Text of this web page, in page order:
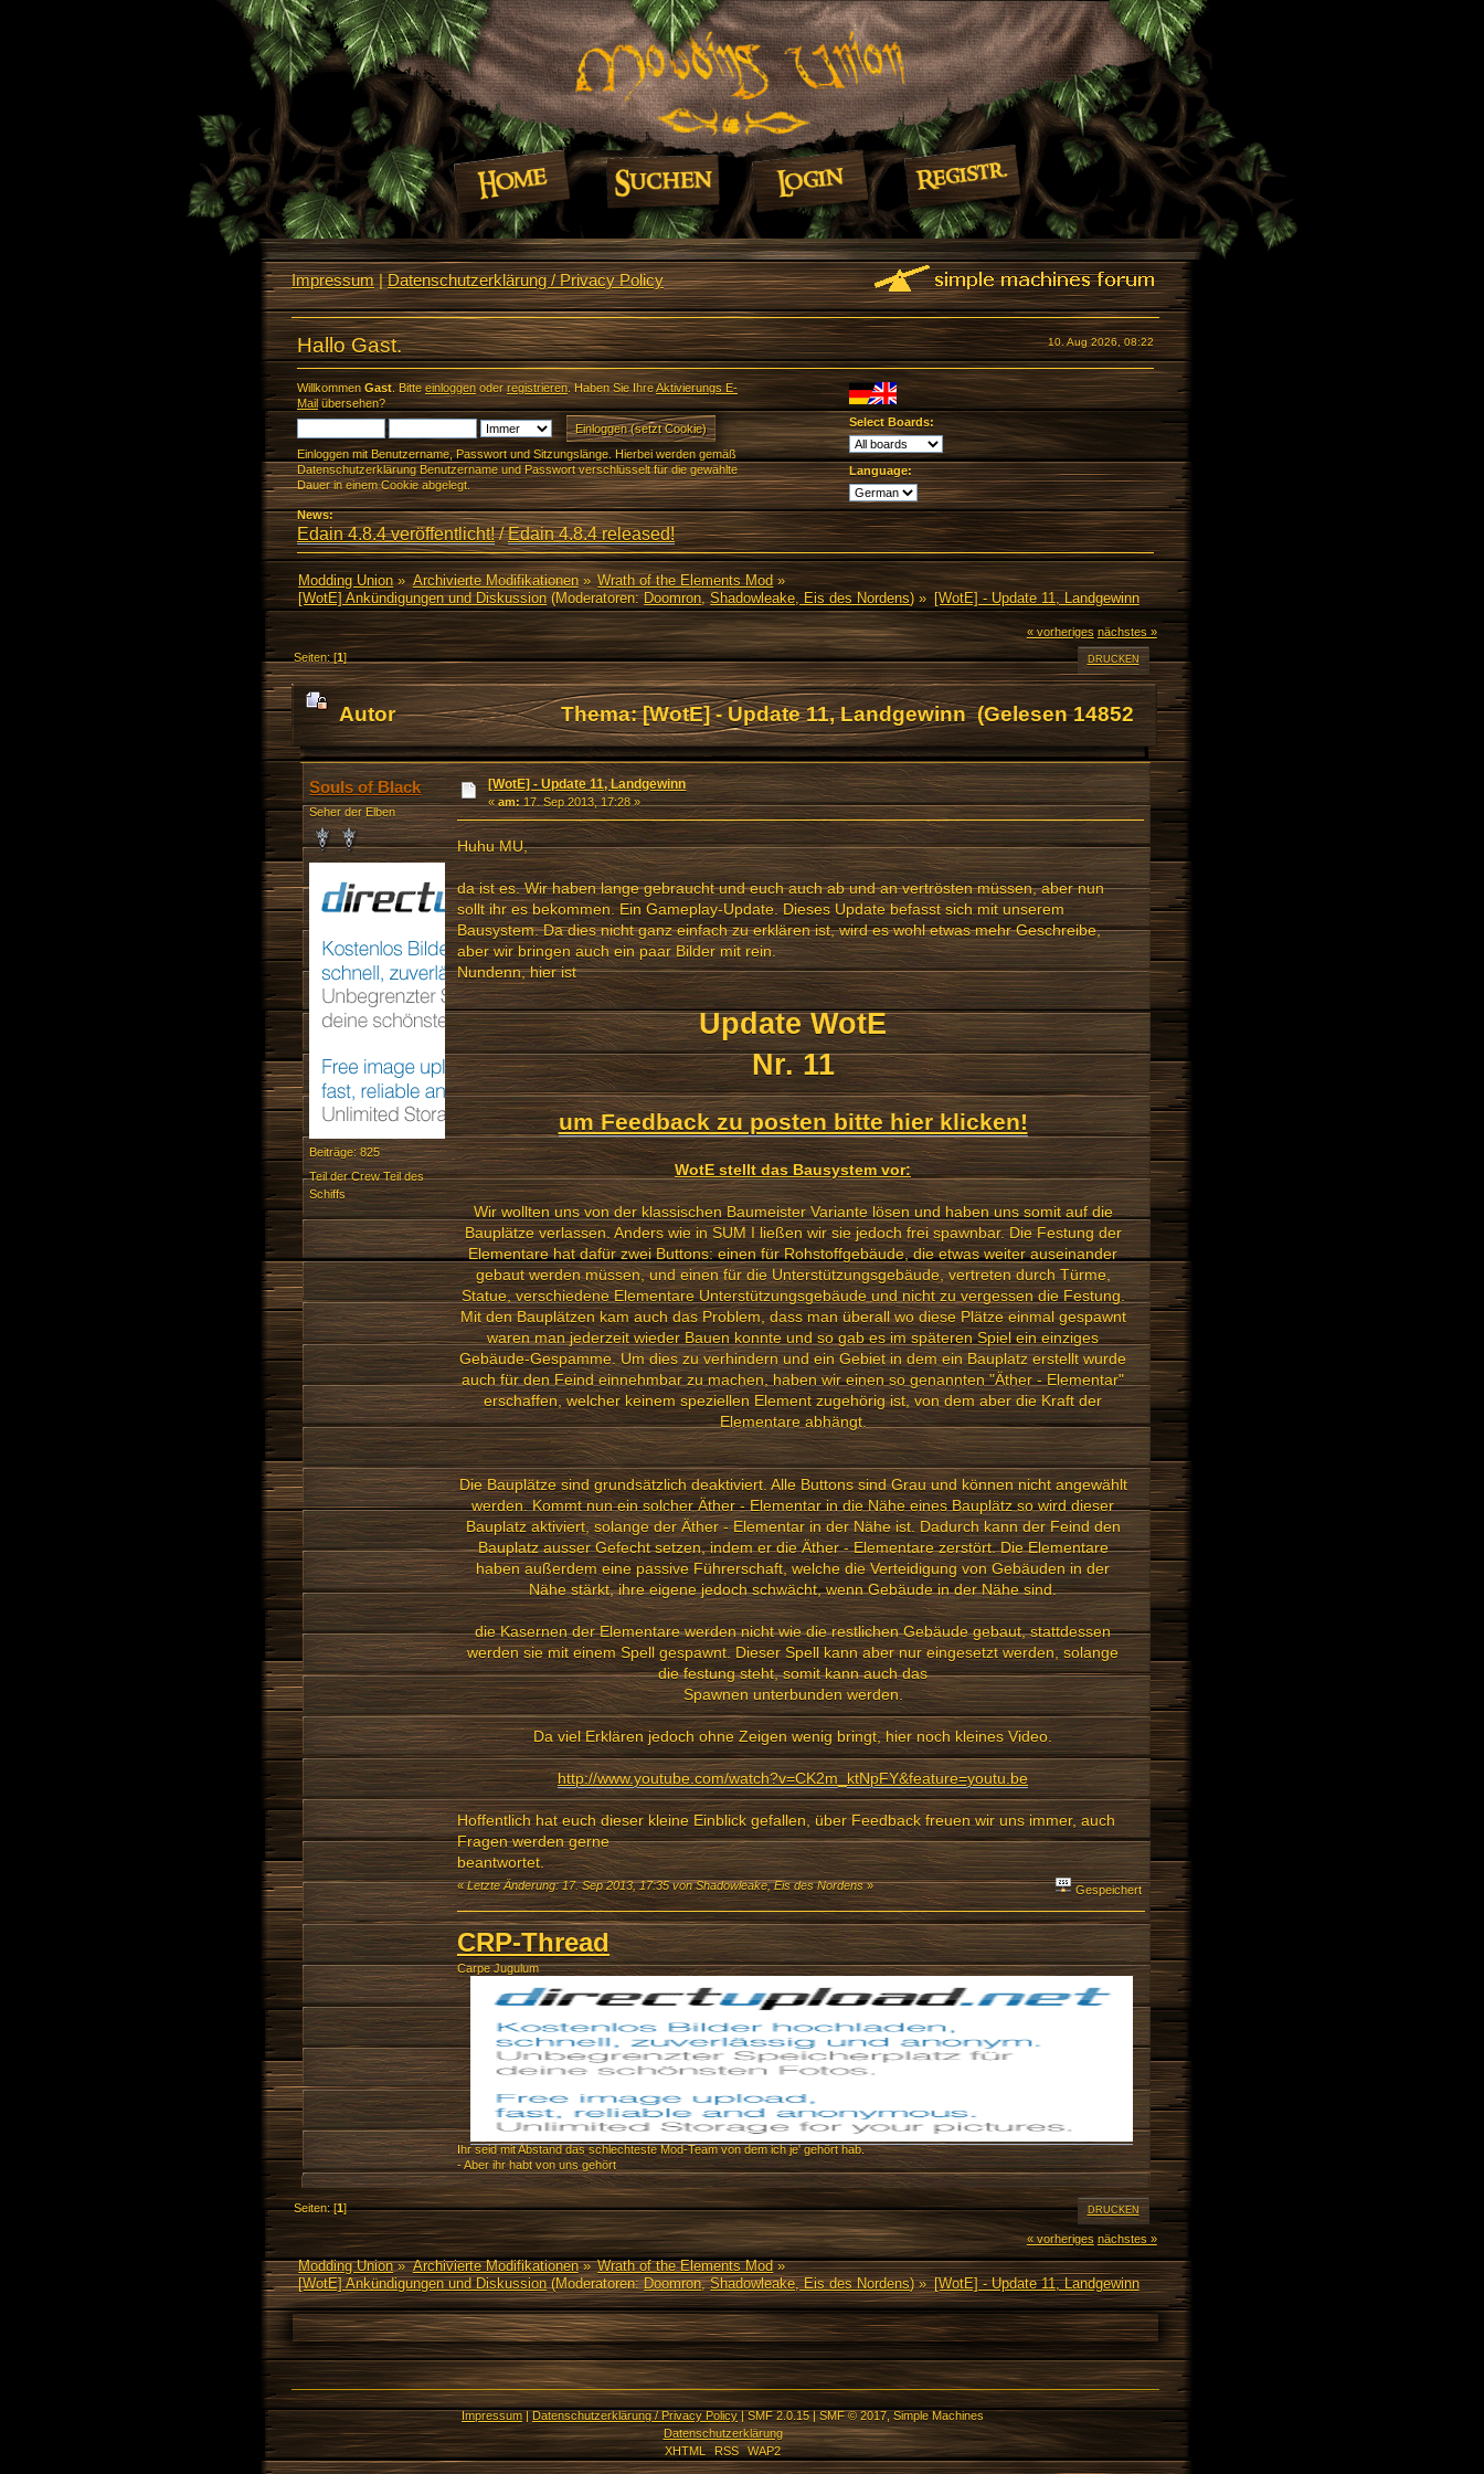
Impressum|Datenschutzerklärung / Privacy Policy
10. Aug 2026, 08:22
Hallo Gast.
Willkommen Gast. Bitte einloggenoderregistrieren. Haben Sie IhreAktivierungs E-
Mailübersehen?
Einloggen mit Benutzername, Passwort und Sitzungslänge. Hierbei werden gemäß
Datenschutzerklärung Benutzername und Passwort verschlüsselt für die gewählte
Dauer in einem Cookie abgelegt.
Select Boards:
Language:
News:
Edain 4.8.4 veröffentlicht!/Edain 4.8.4 released!
Modding Union» Archivierte Modifikationen» Wrath of the Elements Mod»
[WotE] Ankündigungen und Diskussion(Moderatoren:Doomron,Shadowleake, Eis des Nordens) » [WotE] - Update 11, Landgewinn
« vorheriges nächstes »
DRUCKEN
Seiten: [1]
Autor Thema: [WotE] - Update 11, Landgewinn (Gelesen 14852
mal)
Souls of Black
Seher der Elben
Beiträge: 825
Teil der Crew Teil des
Schiffs
[WotE] - Update 11, Landgewinn
«am:17. Sep 2013, 17:28 »
Huhu MU,
da ist es. Wir haben lange gebraucht und euch auch ab und an vertrösten müssen, aber nun
sollt ihr es bekommen. Ein Gameplay-Update. Dieses Update befasst sich mit unserem
Bausystem. Da dies nicht ganz einfach zu erklären ist, wird es wohl etwas mehr Geschreibe,
aber wir bringen auch ein paar Bilder mit rein.
Nundenn, hier ist
Update WotE
Nr. 11
um Feedback zu posten bitte hier klicken!
WotE stellt das Bausystem vor:
Wir wollten uns von der klassischen Baumeister Variante lösen und haben uns somit auf die
Bauplätze verlassen. Anders wie in SUM I ließen wir sie jedoch frei spawnbar. Die Festung der
Elementare hat dafür zwei Buttons: einen für Rohstoffgebäude, die etwas weiter auseinander
gebaut werden müssen, und einen für die Unterstützungsgebäude, vertreten durch Türme,
Statue, verschiedene Elementare Unterstützungsgebäude und nicht zu vergessen die Festung.
Mit den Bauplätzen kam auch das Problem, dass man überall wo diese Plätze einmal gespawnt
waren man jederzeit wieder Bauen konnte und so gab es im späteren Spiel ein einziges
Gebäude-Gespamme. Um dies zu verhindern und ein Gebiet in dem ein Bauplatz erstellt wurde
auch für den Feind einnehmbar zu machen, haben wir einen so genannten "Äther - Elementar"
erschaffen, welcher keinem speziellen Element zugehörig ist, von dem aber die Kraft der
Elementare abhängt.
Die Bauplätze sind grundsätzlich deaktiviert. Alle Buttons sind Grau und können nicht angewählt
werden. Kommt nun ein solcher Äther - Elementar in die Nähe eines Bauplätz so wird dieser
Bauplatz aktiviert, solange der Äther - Elementar in der Nähe ist. Dadurch kann der Feind den
Bauplatz ausser Gefecht setzen, indem er die Äther - Elementare zerstört. Die Elementare
haben außerdem eine passive Führerschaft, welche die Verteidigung von Gebäuden in der
Nähe stärkt, ihre eigene jedoch schwächt, wenn Gebäude in der Nähe sind.
die Kasernen der Elementare werden nicht wie die restlichen Gebäude gebaut, stattdessen
werden sie mit einem Spell gespawnt. Dieser Spell kann aber nur eingesetzt werden, solange
die festung steht, somit kann auch das
Spawnen unterbunden werden.
Da viel Erklären jedoch ohne Zeigen wenig bringt, hier noch kleines Video.
http://www.youtube.com/watch?v=CK2m_ktNpFY&feature=youtu.be
Hoffentlich hat euch dieser kleine Einblick gefallen, über Feedback freuen wir uns immer, auch
Fragen werden gerne
beantwortet.
«Letzte Änderung: 17. Sep 2013, 17:35 von Shadowleake, Eis des Nordens» Gespeichert
CRP-Thread
Carpe Jugulum
Ihr seid mit Abstand das schlechteste Mod-Team von dem ich je' gehört hab.
- Aber ihr habt von uns gehört
DRUCKEN
Seiten: [1]
« vorheriges nächstes »
Modding Union» Archivierte Modifikationen» Wrath of the Elements Mod»
[WotE] Ankündigungen und Diskussion(Moderatoren:Doomron,Shadowleake, Eis des Nordens) » [WotE] - Update 11, Landgewinn
Impressum|Datenschutzerklärung / Privacy Policy|SMF 2.0.15|SMF © 2017,Simple Machines
Datenschutzerklärung
XHTML
RSS WAP2